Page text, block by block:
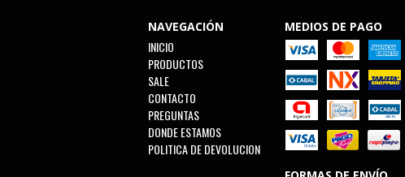
NAVEGACIÓN
INICIO
PRODUCTOS
SALE
CONTACTO
PREGUNTAS
DONDE ESTAMOS
POLITICA DE DEVOLUCION
MEDIOS DE PAGO